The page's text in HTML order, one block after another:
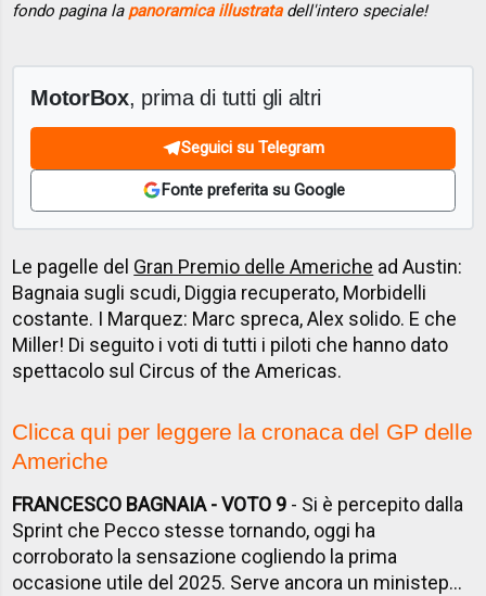
fondo pagina la panoramica illustratadell'intero speciale!
MotorBox, prima di tutti gli altri
Seguici su Telegram
Fonte preferita su Google
Le pagelle del Gran Premio delle Americhe ad Austin:
Bagnaia sugli scudi, Diggia recuperato, Morbidelli
costante. I Marquez: Marc spreca, Alex solido. E che
Miller! Di seguito i voti di tutti i piloti che hanno dato
spettacolo sul Circus of the Americas.
Clicca qui per leggere la cronaca del GP delle
Americhe
FRANCESCO BAGNAIA - VOTO 9 - Si è percepito dalla
Sprint che Pecco stesse tornando, oggi ha
corroborato la sensazione cogliendo la prima
occasione utile del 2025. Serve ancora un ministep...